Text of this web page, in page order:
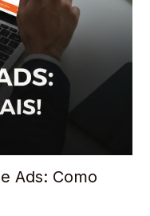
Ads: Como